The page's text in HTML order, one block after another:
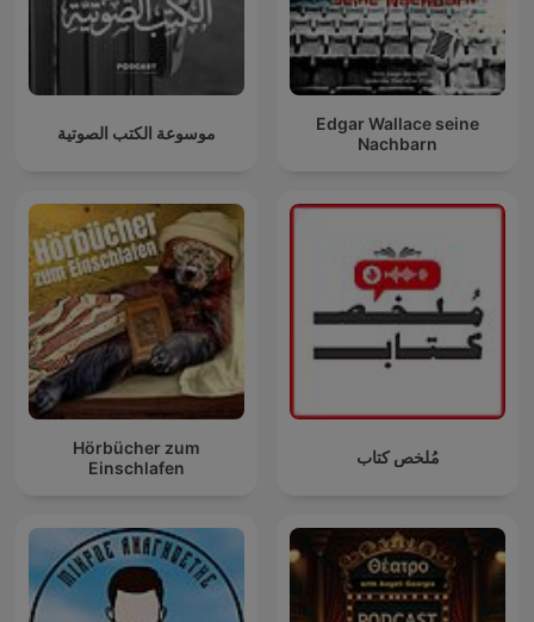
موسوعة الكتب الصوتية
Edgar Wallace seine
Nachbarn
Hörbücher zum
Einschlafen
مُلخص كتاب